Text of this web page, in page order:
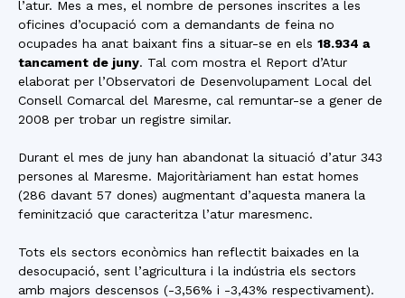
l’atur. Mes a mes, el nombre de persones inscrites a les
oficines d’ocupació com a demandants de feina no
ocupades ha anat baixant fins a situar-se en els 18.934 a
tancament de juny. Tal com mostra el Report d’Atur
elaborat per l’Observatori de Desenvolupament Local del
Consell Comarcal del Maresme, cal remuntar-se a gener de
2008 per trobar un registre similar.
Durant el mes de juny han abandonat la situació d’atur 343
persones al Maresme. Majoritàriament han estat homes
(286 davant 57 dones) augmentant d’aquesta manera la
feminització que caracteritza l’atur maresmenc.
Tots els sectors econòmics han reflectit baixades en la
desocupació, sent l’agricultura i la indústria els sectors
amb majors descensos (-3,56% i -3,43% respectivament).